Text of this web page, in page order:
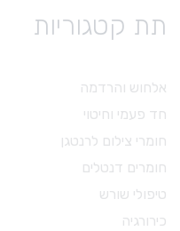
תת קטגוריות
אלחוש והרדמה
חד פעמי וחיטוי
חומרי צילום לרנטגן
חומרים דנטלים
טיפולי שורש
כירורגיה